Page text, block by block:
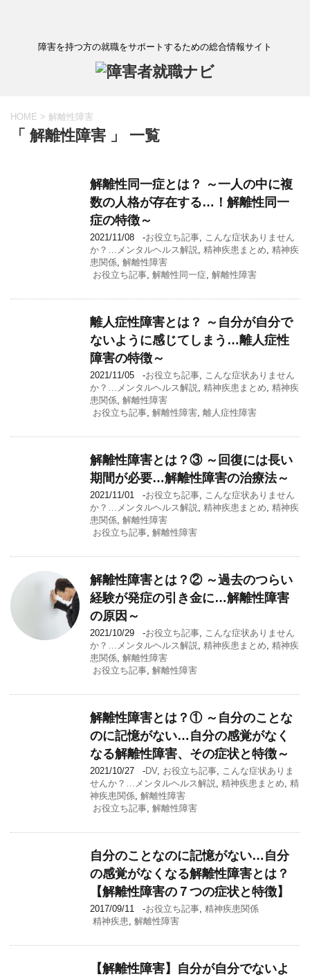
障害を持つ方の就職をサポートするための総合情報サイト
HOME > 解離性障害
「 解離性障害 」 一覧
解離性同一症とは？ ～一人の中に複
数の人格が存在する…！解離性同一
症の特徴～
2021/11/08 -お役立ち記事, こんな症状ありません
か？…メンタルヘルス解説, 精神疾患まとめ, 精神疾
患関係, 解離性障害
お役立ち記事, 解離性同一症, 解離性障害
離人症性障害とは？ ～自分が自分で
ないように感じてしまう…離人症性
障害の特徴～
2021/11/05 -お役立ち記事, こんな症状ありません
か？…メンタルヘルス解説, 精神疾患まとめ, 精神疾
患関係, 解離性障害
お役立ち記事, 解離性障害, 離人症性障害
解離性障害とは？③ ～回復には長い
期間が必要…解離性障害の治療法～
2021/11/01 -お役立ち記事, こんな症状ありません
か？…メンタルヘルス解説, 精神疾患まとめ, 精神疾
患関係, 解離性障害
お役立ち記事, 解離性障害
解離性障害とは？② ～過去のつらい
経験が発症の引き金に…解離性障害
の原因～
2021/10/29 -お役立ち記事, こんな症状ありません
か？…メンタルヘルス解説, 精神疾患まとめ, 精神疾
患関係, 解離性障害
お役立ち記事, 解離性障害
解離性障害とは？① ～自分のことな
のに記憶がない…自分の感覚がなく
なる解離性障害、その症状と特徴～
2021/10/27 -DV, お役立ち記事, こんな症状ありま
せんか？…メンタルヘルス解説, 精神疾患まとめ, 精
神疾患関係, 解離性障害
お役立ち記事, 解離性障害
自分のことなのに記憶がない…自分
の感覚がなくなる解離性障害とは？
【解離性障害の７つの症状と特徴】
2017/09/11 -お役立ち記事, 精神疾患関係
精神疾患, 解離性障害
【解離性障害】自分が自分でないよ